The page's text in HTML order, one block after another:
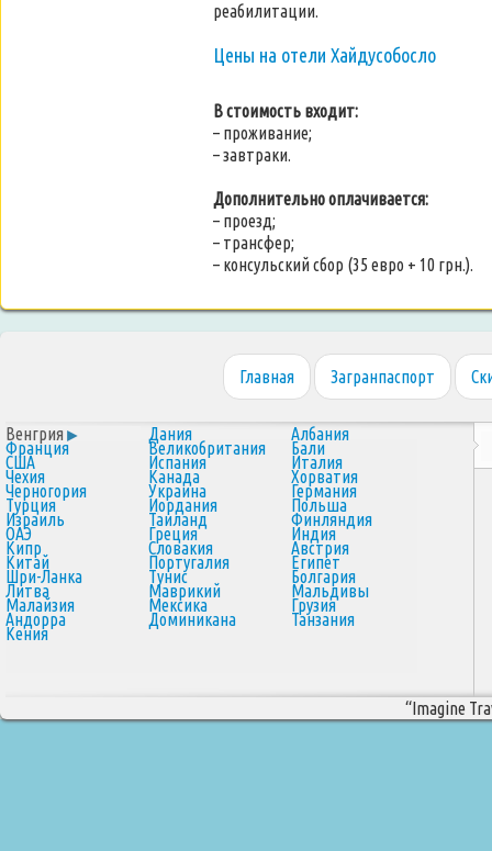
реабилитации.
Цены на отели Хайдусобосло
В стоимость входит:
– проживание;
– завтраки.
Дополнительно оплачивается:
– проезд;
– трансфер;
– консульский сбор (35 евро + 10 грн.).
Главная Загранпаспорт
Венгрия Дания Албания
Франция Великобритания Бали
США Испания Италия
Чехия Канада Хорватия
Черногория Украина Германия
Турция Иордания Польша
Израиль Таиланд Финляндия
ОАЭ Греция Индия
Кипр Словакия Австрия
Китай Португалия Египет
Шри-Ланка Тунис Болгария
Литва Маврикий Мальдивы
Малайзия Мексика Грузия
Андорра Доминикана Танзания
Кения
“Imagine